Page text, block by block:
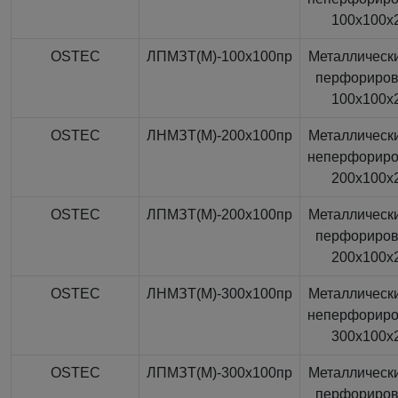
OSTEC ЛПМЗТ(М)-100x100пр
OSTEC ЛНМЗТ(М)-200x100пр
OSTEC ЛПМЗТ(М)-200x100пр
OSTEC ЛНМЗТ(М)-300x100пр
OSTEC ЛПМЗТ(М)-300x100пр